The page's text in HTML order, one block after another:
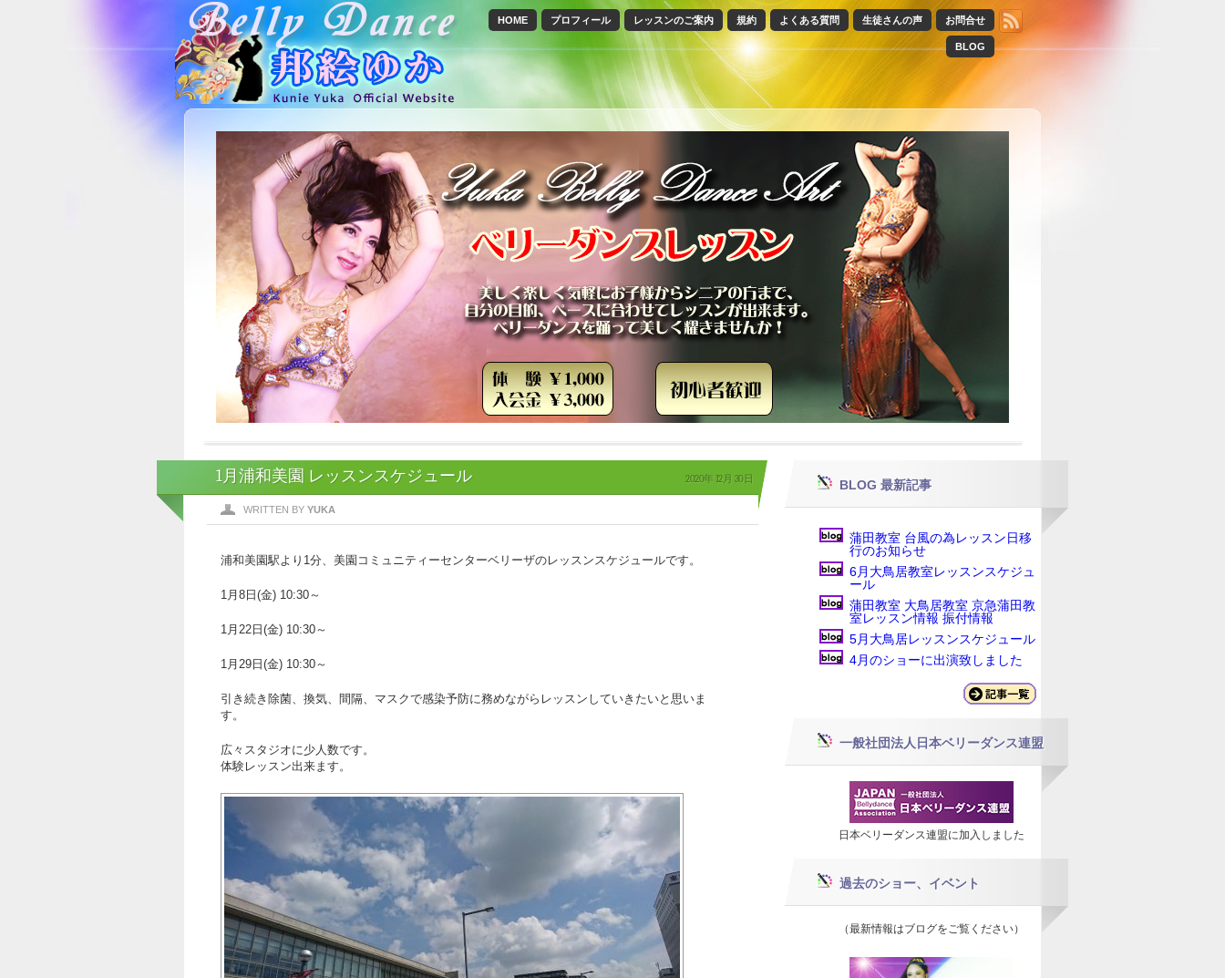
お問合せ
生徒さんの声
よくある質問
規約
レッスンのご案内
プロフィール
HOME
BLOG
1月浦和美園 レッスンスケジュール 2020年 12月 30日
WRITTEN BY YUKA
浦和美園駅より1分、美園コミュニティーセンターベリーザのレッスンスケジュールです。
1月8日(金) 10:30～
1月22日(金) 10:30～
1月29日(金) 10:30～
引き続き除菌、換気、間隔、マスクで感染予防に務めながらレッスンしていきたいと思いま
す。
広々スタジオに少人数です。
体験レッスン出来ます。
BLOG 最新記事
蒲田教室 台風の為レッスン日移
行のお知らせ
6月大鳥居教室レッスンスケジュ
ール
蒲田教室 大鳥居教室 京急蒲田教
室レッスン情報 振付情報
5月大鳥居レッスンスケジュール
4月のショーに出演致しました
一般社団法人日本ベリーダンス連盟
日本ベリーダンス連盟に加入しました
過去のショー、イベント
（最新情報はブログをご覧ください）